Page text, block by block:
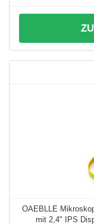
OAEBLLE
mit 2,4" IPS